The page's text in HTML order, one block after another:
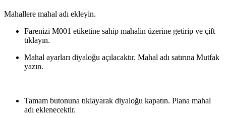
Mahallere mahal adı ekleyin.
Farenizi M001 etiketine sahip mahalin üzerine getirip ve çift
tıklayın.
Mahal ayarları diyaloğu açılacaktır. Mahal adı satırına Mutfak
yazın.
Tamam butonuna tıklayarak diyaloğu kapatın. Plana mahal
adı eklenecektir.